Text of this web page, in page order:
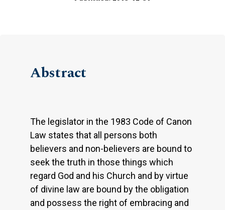
Abstract
The legislator in the 1983 Code of Canon
Law states that all persons both
believers and non-believers are bound to
seek the truth in those things which
regard God and his Church and by virtue
of divine law are bound by the obligation
and possess the right of embracing and